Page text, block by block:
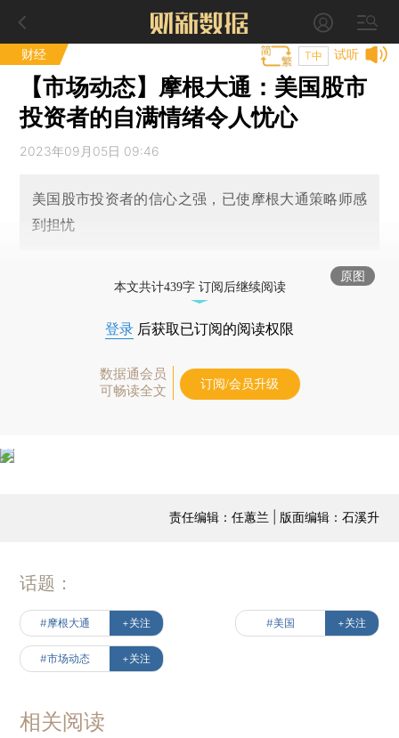
财经 试听
T中
【市场动态】摩根大通：美国股市
投资者的自满情绪令人忧心
2023年09月05日 09:46
美国股市投资者的信心之强，已使摩根大通策略师感
到担忧
原图
本文共计439字 订阅后继续阅读
登录 后获取已订阅的阅读权限
数据通会员
可畅读全文
订阅/会员升级
责任编辑：任蕙兰 | 版面编辑：石溪升
话题：
#摩根大通 +关注 #美国 +关注
#市场动态 +关注
相关阅读